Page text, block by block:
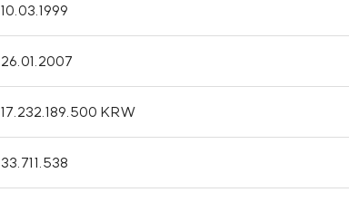
10.03.1999
26.01.2007
17.232.189.500 KRW
33.711.538